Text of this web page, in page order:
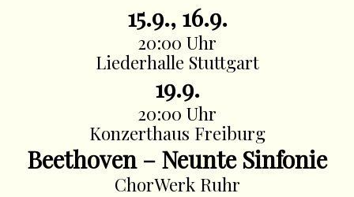
15.9., 16.9.
20:00 Uhr
Liederhalle Stuttgart
19.9.
20:00 Uhr
Konzerthaus Freiburg
Beethoven – Neunte Sinfonie
ChorWerk Ruhr